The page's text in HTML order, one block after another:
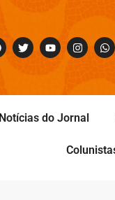
Notícias do Jornal